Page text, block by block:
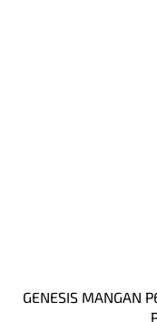
GENESIS MANGAN